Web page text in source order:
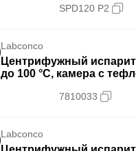
SPD120 P2
Labconco
Центрифужный
до 100 °C, камера с
7810033
Labconco